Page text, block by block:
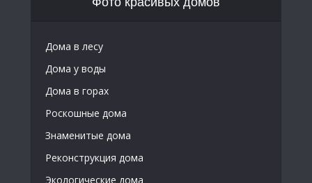
Дома в лесу
Дома у воды
Дома в горах
Роскошные дома
Знаменитые дома
Реконструкция дома
Экологические дома